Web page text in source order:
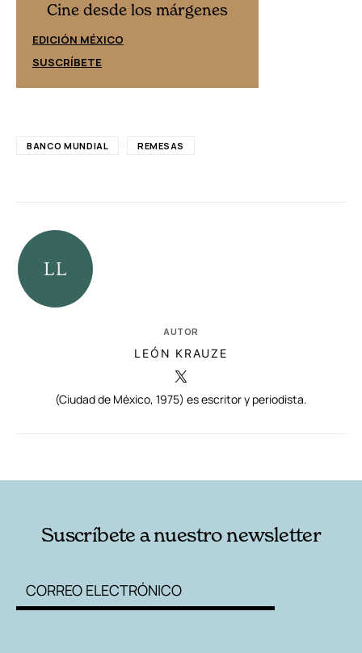
Cine desde los márgenes
EDICIÓN MÉXICO
SUSCRÍBETE
BANCO MUNDIAL REMESAS
AUTOR
LEÓN KRAUZE
(Ciudad de México, 1975) es escritor y periodista.
Suscríbete a nuestro newsletter